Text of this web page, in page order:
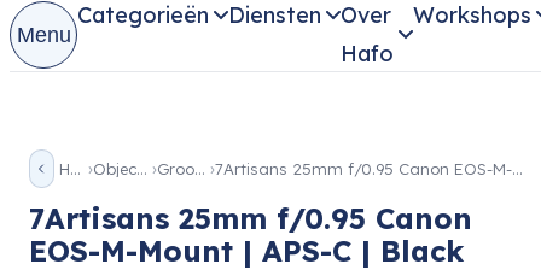
Menu
Categorieën Diensten
Over
Hafo
Workshops
Home Objectieven Groothoek 7Artisans 25mm f/0.95 Canon EOS-M-Mount | APS-C | Black
7Artisans 25mm f/0.95 Canon
EOS-M-Mount | APS-C | Black